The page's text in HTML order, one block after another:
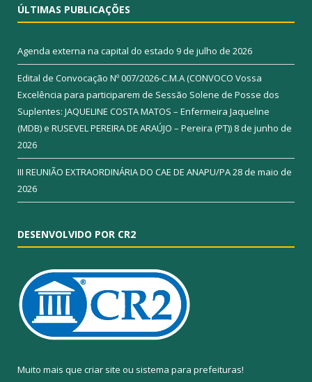
ÚLTIMAS PUBLICAÇÕES
Agenda externa na capital do estado 9 de julho de 2026
Edital de Convocação Nº 007/2026-C.M.A (CONVOCO Vossa
Excelência para participarem de Sessão Solene de Posse dos
Suplentes: JAQUELINE COSTA MATOS – Enfermeira Jaqueline
(MDB) e RUSEVEL PEREIRA DE ARAÚJO – Pereira (PT)) 8 de junho de
2026
III REUNIÃO EXTRAORDINÁRIA DO CAE DE ANAPU/PA28 de maio de
2026
DESENVOLVIDO POR CR2
Muito mais que criar site ou sistema para prefeituras!